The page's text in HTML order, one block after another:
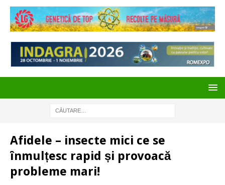
Afidele – insecte mici ce se
înmulțesc rapid și provoacă
probleme mari!